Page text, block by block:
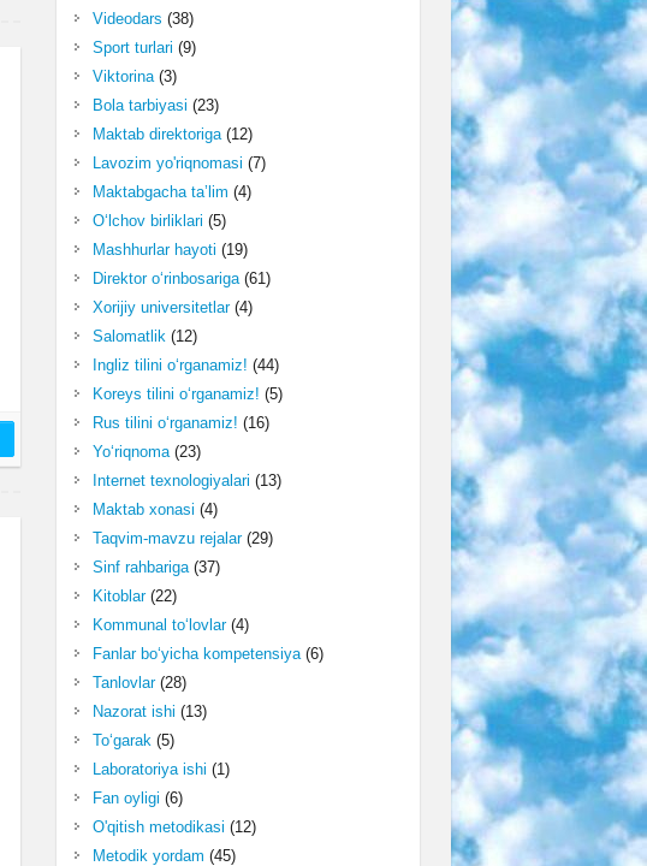
Videodars (38)
Sport turlari (9)
Viktorina(3)
Bola tarbiyasi (23)
Maktab direktoriga(12)
Lavozim yo'riqnomasi (7)
Maktabgacha ta’lim (4)
O‘lchov birliklari (5)
Mashhurlar hayoti (19)
Direktor o‘rinbosariga(61)
Xorijiy universitetlar(4)
Salomatlik(12)
Ingliz tilini o‘rganamiz! (44)
Koreys tilini o‘rganamiz! (5)
Rus tilini o‘rganamiz! (16)
Yo‘riqnoma(23)
Internet texnologiyalari (13)
Maktab xonasi (4)
Taqvim-mavzu rejalar(29)
Sinf rahbariga(37)
Kitoblar(22)
Kommunal to‘lovlar(4)
Fanlar bo‘yicha kompetensiya(6)
Tanlovlar(28)
Nazorat ishi (13)
To‘garak(5)
Laboratoriya ishi (1)
Fan oyligi (6)
O'qitish metodikasi (12)
Metodik yordam (45)